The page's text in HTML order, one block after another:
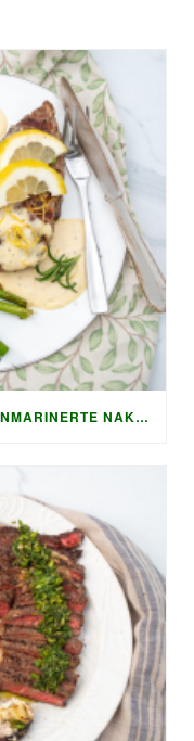
LAVKARBO SITRON- OG ROSMARINMARINERTE NAKKEKOTELETTER MED SPRØ SQUASHRØSTI OG PARMESAN-SAUS